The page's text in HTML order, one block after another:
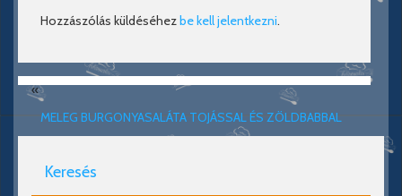
Hozzászólás küldéséhezbe kell jelentkezni.
«
MELEG BURGONYASALÁTA TOJÁSSAL ÉS ZÖLDBABBAL
Keresés